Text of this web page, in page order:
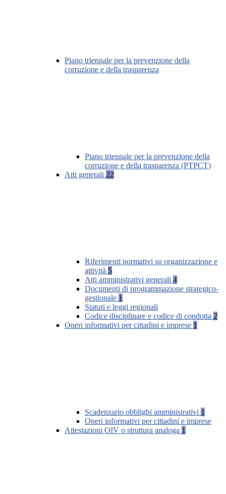
Piano triennale per la prevenzione della
corruzione e della trasparenza
Piano triennale per la prevenzione della
corruzione e della trasparenza (PTPCT)
Atti generali 22
Riferimenti normativi su organizzazione e
attività 5
Atti amministrativi generali 4
Documenti di programmazione strategico-
gestionale 1
Statuti e leggi regionali
Codice disciplinare e codice di condotta 2
Oneri informativi per cittadini e imprese 1
Scadenzario obblighi amministrativi 1
Oneri informativi per cittadini e imprese
Attestazioni OIV o struttura analoga 1